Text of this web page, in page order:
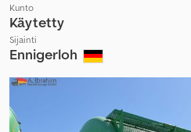
Kunto
Käytetty
Sijainti
Ennigerloh